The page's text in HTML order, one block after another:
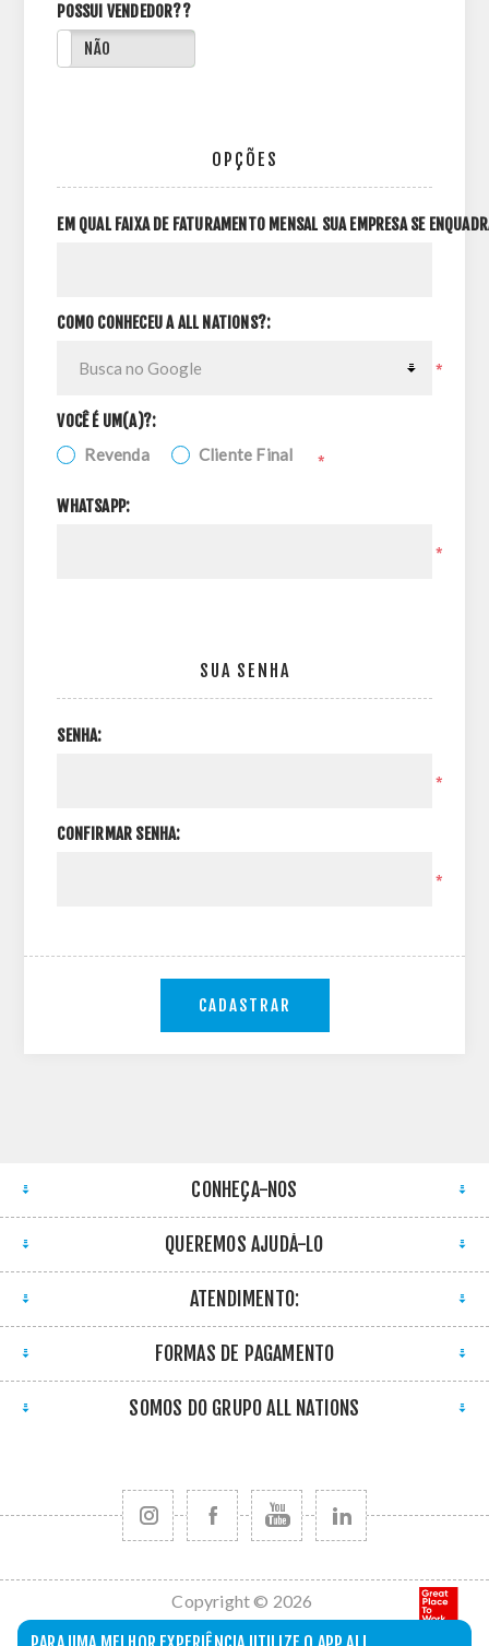
POSSUI VENDEDOR??
NÃO
OPÇÕES
EM QUAL FAIXA DE FATURAMENTO MENSAL SUA EMPRESA SE
COMO CONHECEU A ALL NATIONS?:
*
VOCÊ É UM(A)?:
Revenda Cliente Final *
WHATSAPP:
*
SUA SENHA
SENHA:
*
CONFIRMAR SENHA:
*
CADASTRAR
CONHEÇA-NOS
QUEREMOS AJUDÁ-LO
ATENDIMENTO:
FORMAS DE PAGAMENTO
SOMOS DO GRUPO ALL NATIONS
Copyright © 2026
All Nations. Todos